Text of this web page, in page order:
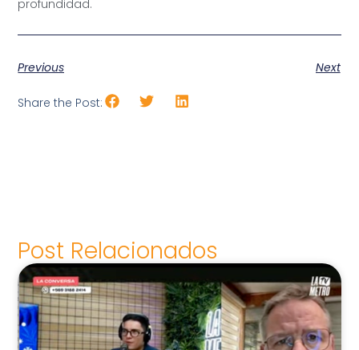
profundidad.
Previous Next
Share the Post:
Post Relacionados